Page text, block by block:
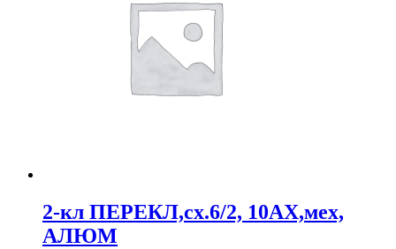
2-кл ПЕРЕКЛ,сх.6/2, 10АХ,мех,
АЛЮМ